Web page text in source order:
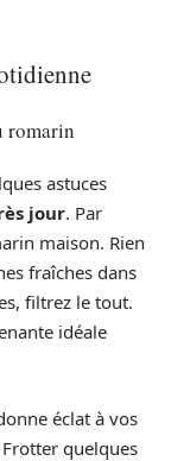
romarin
astuces
jour. Par
maison. Rien
fraîches dans
filtrez le tout.
idéale
éclat à vos
quelques